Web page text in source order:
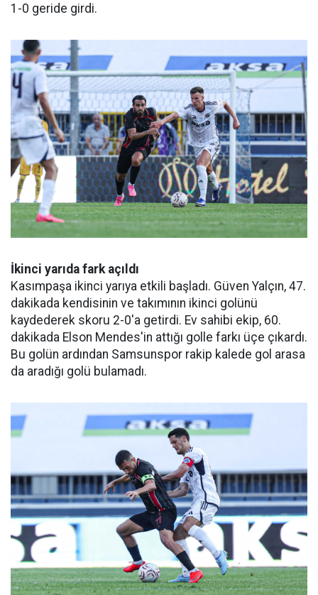
1-0 geride girdi.
İkinci yarıda fark açıldı
Kasımpaşa ikinci yarıya etkili başladı. Güven Yalçın, 47.
dakikada kendisinin ve takımının ikinci golünü
kaydederek skoru 2-0'a getirdi. Ev sahibi ekip, 60.
dakikada Elson Mendes'in attığı golle farkı üçe çıkardı.
Bu golün ardından Samsunspor rakip kalede gol arasa
da aradığı golü bulamadı.